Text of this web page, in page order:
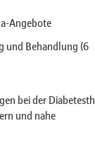
Angebote
und Behandlung (6
bei der
und nahe